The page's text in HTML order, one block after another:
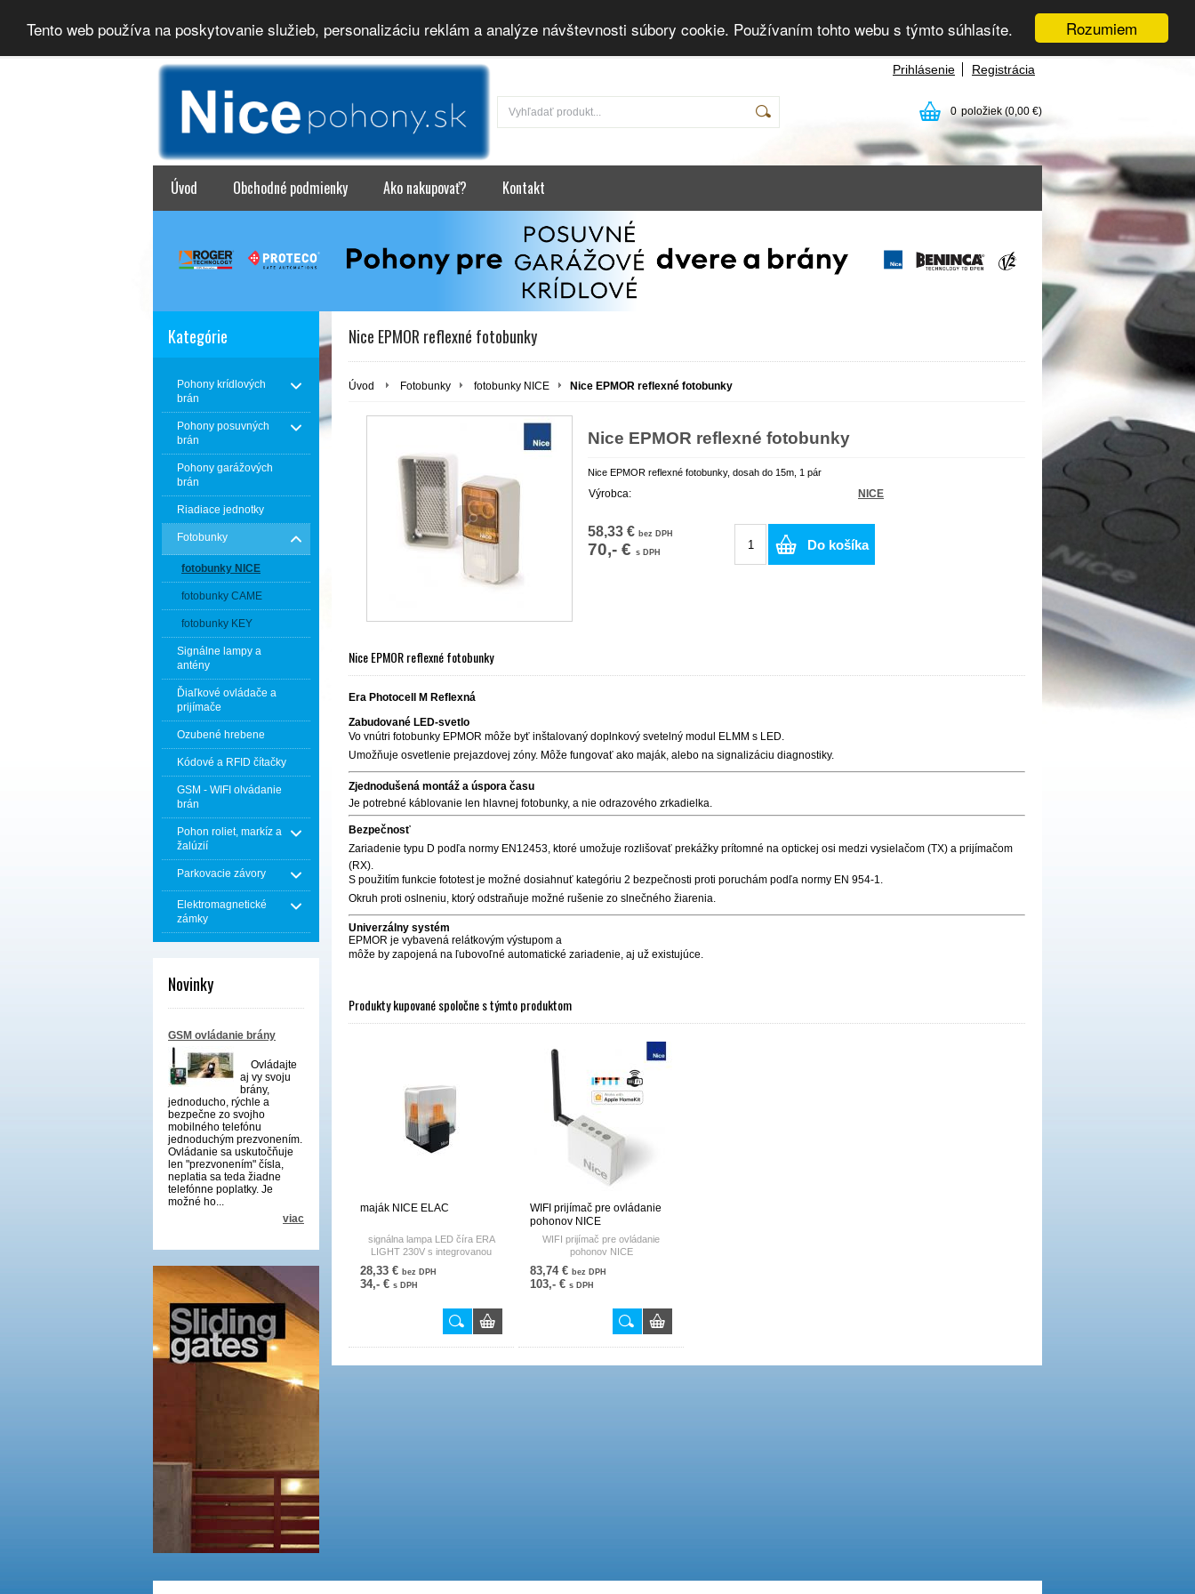
Rozumiem
Tento web používa na poskytovanie služieb, personalizáciu reklám a analýze návštevnosti súbory cookie. Používaním tohto webu s týmto súhlasíte.
Prihlásenie Registrácia
0 položiek (0,00 €)
Úvod Obchodné podmienky Ako nakupovať? Kontakt
Kategórie
Pohony krídlových
brán
Pohony posuvných
brán
Pohony garážových
brán
Riadiace jednotky
Fotobunky
fotobunky NICE
fotobunky CAME
fotobunky KEY
Signálne lampy a
antény
Ďiaľkové ovládače a
prijímače
Ozubené hrebene
Kódové a RFID čítačky
GSM - WIFI olvádanie
brán
Pohon roliet, markíz a
žalúzií
Parkovacie závory
Elektromagnetické
zámky
Novinky
GSM ovládanie brány
Ovládajte
aj vy svoju
brány,
jednoducho, rýchle a
bezpečne zo svojho
mobilného telefónu
jednoduchým prezvonením.
Ovládanie sa uskutočňuje
len "prezvonením" čísla,
neplatia sa teda žiadne
telefónne poplatky. Je
možné ho...
viac
Nice EPMOR reflexné fotobunky
Úvod Fotobunky fotobunky NICE Nice EPMOR reflexné fotobunky
Nice EPMOR reflexné fotobunky
Nice EPMOR reflexné fotobunky, dosah do 15m, 1 pár
Výrobca: NICE
58,33 € bez DPH
70,- € s DPH Do košíka
Nice EPMOR reflexné fotobunky
Era Photocell M Reflexná
Zabudované LED-svetlo
Vo vnútri fotobunky EPMOR môže byť inštalovaný doplnkový svetelný modul ELMM s LED.
Umožňuje osvetlenie prejazdovej zóny. Môže fungovať ako maják, alebo na signalizáciu diagnostiky.
Zjednodušená montáž a úspora času
Je potrebné káblovanie len hlavnej fotobunky, a nie odrazového zrkadielka.
Bezpečnosť
Zariadenie typu D podľa normy EN12453, ktoré umožuje rozlišovať prekážky prítomné na optickej osi medzi vysielačom (TX) a prijímačom
(RX).
S použitím funkcie fototest je možné dosiahnuť kategóriu 2 bezpečnosti proti poruchám podľa normy EN 954-1.
Okruh proti oslneniu, ktorý odstraňuje možné rušenie zo slnečného žiarenia.
Univerzálny systém
EPMOR je vybavená relátkovým výstupom a
môže by zapojená na ľubovoľné automatické zariadenie, aj už existujúce.
Produkty kupované spoločne s týmto produktom
maják NICE ELAC
signálna lampa LED číra ERA
LIGHT 230V s integrovanou
anténou 433.92MHz
28,33 € bez DPH
34,- € s DPH
WIFI prijímač pre ovládanie
pohonov NICE
WIFI prijímač pre ovládanie
pohonov NICE
83,74 € bez DPH
103,- € s DPH